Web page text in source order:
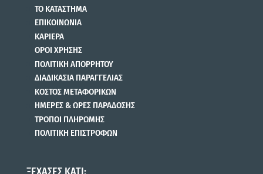
ΤΟ ΚΑΤΑΣΤΗΜΑ
ΕΠΙΚΟΙΝΩΝΙΑ
ΚΑΡΙΕΡΑ
ΟΡΟΙ ΧΡΗΣΗΣ
ΠΟΛΙΤΙΚΗ ΑΠΟΡΡΗΤΟΥ
ΔΙΑΔΙΚΑΣΙΑ ΠΑΡΑΓΓΕΛΙΑΣ
ΚΟΣΤΟΣ ΜΕΤΑΦΟΡΙΚΩΝ
ΗΜΕΡΕΣ & ΩΡΕΣ ΠΑΡΑΔΟΣΗΣ
ΤΡΟΠΟΙ ΠΛΗΡΩΜΗΣ
ΠΟΛΙΤΙΚΗ ΕΠΙΣΤΡΟΦΩΝ